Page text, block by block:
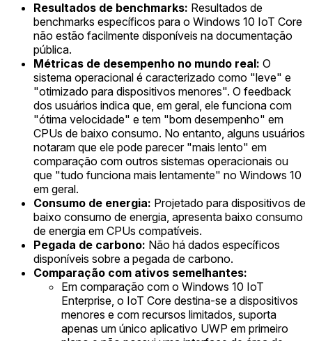
Resultados de benchmarks: Resultados de
benchmarks específicos para o Windows 10 IoT Core
não estão facilmente disponíveis na documentação
pública.
Métricas de desempenho no mundo real: O
sistema operacional é caracterizado como "leve" e
"otimizado para dispositivos menores". O feedback
dos usuários indica que, em geral, ele funciona com
"ótima velocidade" e tem "bom desempenho" em
CPUs de baixo consumo. No entanto, alguns usuários
notaram que ele pode parecer "mais lento" em
comparação com outros sistemas operacionais ou
que "tudo funciona mais lentamente" no Windows 10
em geral.
Consumo de energia: Projetado para dispositivos de
baixo consumo de energia, apresenta baixo consumo
de energia em CPUs compatíveis.
Pegada de carbono: Não há dados específicos
disponíveis sobre a pegada de carbono.
Comparação com ativos semelhantes:
Em comparação com o Windows 10 IoT
Enterprise, o IoT Core destina-se a dispositivos
menores e com recursos limitados, suporta
apenas um único aplicativo UWP em primeiro